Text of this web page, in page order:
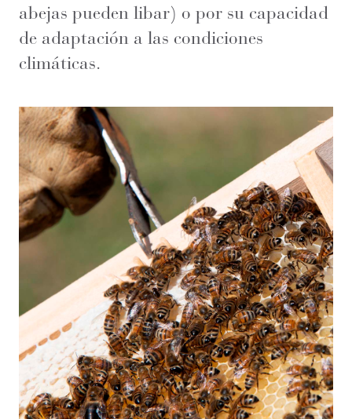
abejas pueden libar) o por su capacidad
de adaptación a las condiciones
climáticas.